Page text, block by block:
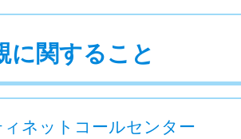
に関すること
ネットコールセンター